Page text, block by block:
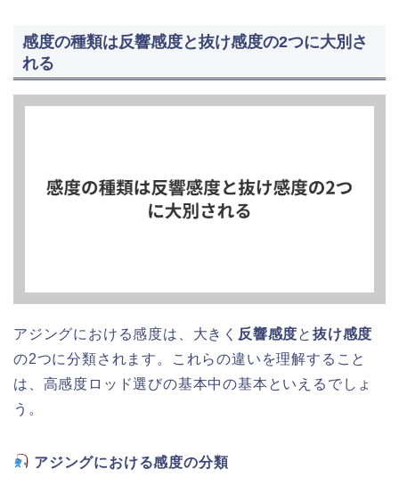
感度の種類は反響感度と抜け感度の2つに大別さ
れる
アジングにおける感度は、大きく 反響感度と抜け感度
の2つに分類されます。これらの違いを理解すること
は、高感度ロッド選びの基本中の基本といえるでしょ
う。
アジングにおける感度の分類